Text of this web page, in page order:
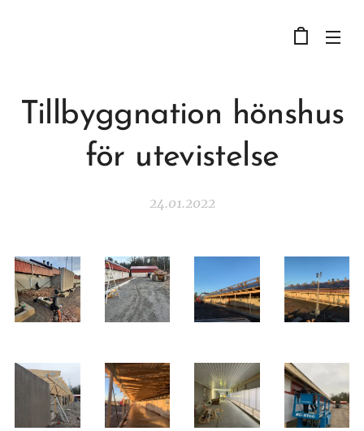
Tillbyggnation hönshus
för utevistelse
24.01.2022